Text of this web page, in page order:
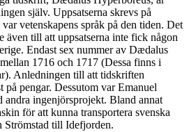
själv. Uppsatserna skrevs på
vetenskapens språk på den tiden. Det
även till att uppsatserna inte fick någon
Endast sex nummer av Dædalus
1716 och 1717 (Dessa finns i
Anledningen till att tidskriften
pengar. Dessutom var Emanuel
andra ingenjörsprojekt. Bland annat
för att kunna transportera svenska
Strömstad till Idefjorden.